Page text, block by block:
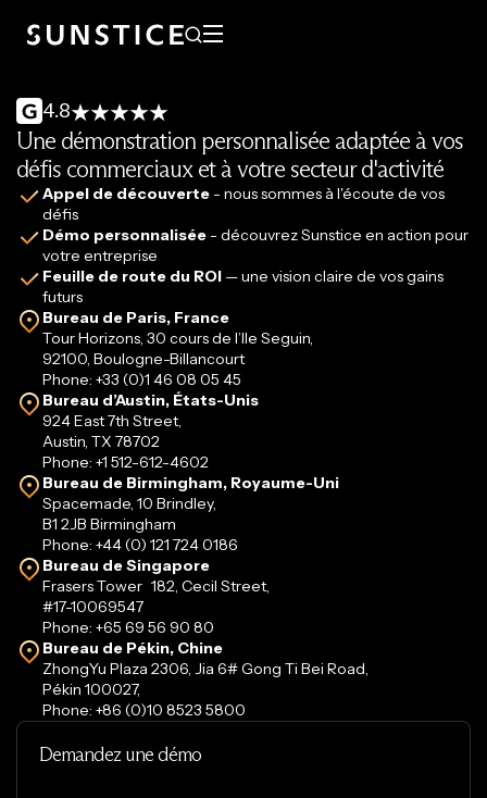
4.8
Une démonstration personnalisée adaptée à vos
défis commerciaux et à votre secteur d'activité
Appel de découverte - nous sommes à l'écoute de vos
défis
Démo personnalisée - découvrez Sunstice en action pour
votre entreprise
Feuille de route du ROI — une vision claire de vos gains
futurs
Bureau de Paris, France
Tour Horizons, 30 cours de l’Ile Seguin,
92100, Boulogne-Billancourt
Phone: +33 (0)1 46 08 05 45
Bureau d’Austin, États-Unis
924 East 7th Street,
Austin, TX 78702
Phone: +1 512-612-4602
Bureau de Birmingham, Royaume-Uni
Spacemade, 10 Brindley,
B1 2JB Birmingham
Phone: +44 (0) 121 724 0186
Bureau de Singapore
Frasers Tower 182, Cecil Street,
#17-10069547
Phone: +65 69 56 90 80
Bureau de Pékin, Chine
ZhongYu Plaza 2306, Jia 6# Gong Ti Bei Road,
Pékin 100027,
Phone: +86 (0)10 8523 5800
Demandez une démo